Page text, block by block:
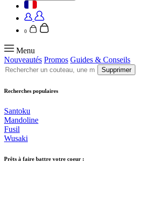
0
Menu
Nouveautés Promos Guides & Conseils
Supprimer
Recherches populaires
Santoku
Mandoline
Fusil
Wusaki
Prêts à faire battre votre coeur :